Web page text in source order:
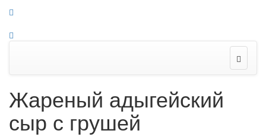
Жареный адыгейский
сыр с грушей